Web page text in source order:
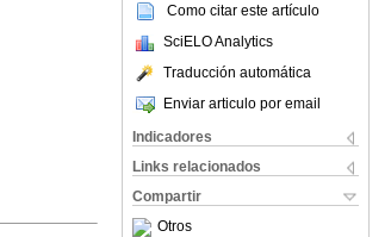
Como citar este artículo
SciELO Analytics
Traducción automática
Enviar articulo por email
Indicadores
Links relacionados
Compartir
Otros